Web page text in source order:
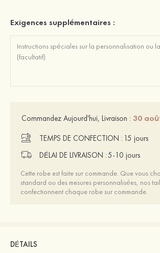
Exigences supplémentaires :
Commandez Aujourd'hui, Livraison : 30
TEMPS DE CONFECTION : 15 jours
DÉLAI DE LIVRAISON :5-10 jours
Cette robe est faite sur commande. Que vous
standard ou des mesures personnalisées, nos
confectionnent chaque robe sur commande.
DÉTAILS